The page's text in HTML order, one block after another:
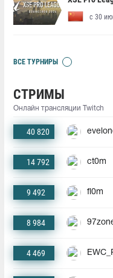
с 30
ВСЕ ТУРНИРЫ
СТРИМЫ
Онлайн трансляции Twitch
40 820
14 792 ct0m
9 492 fl0m
8 984
4 469